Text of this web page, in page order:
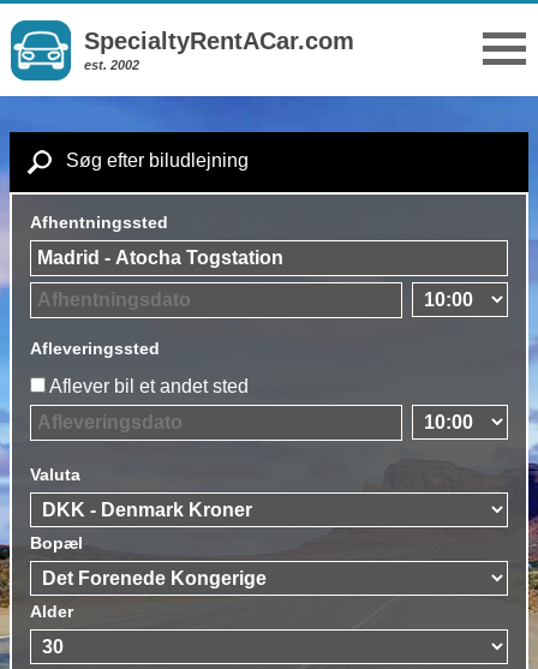
SpecialtyRentACar.com
est. 2002
Søg efter biludlejning
Afhentningssted
Afleveringssted
Aflever bil et andet sted
Valuta
Bopæl
Alder